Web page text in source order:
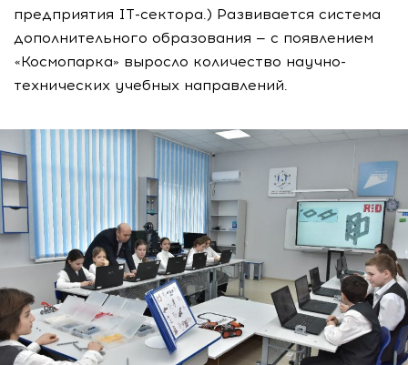
предприятия IT-сектора.) Развивается система
дополнительного образования — с появлением
«Космопарка» выросло количество научно-
технических учебных направлений.